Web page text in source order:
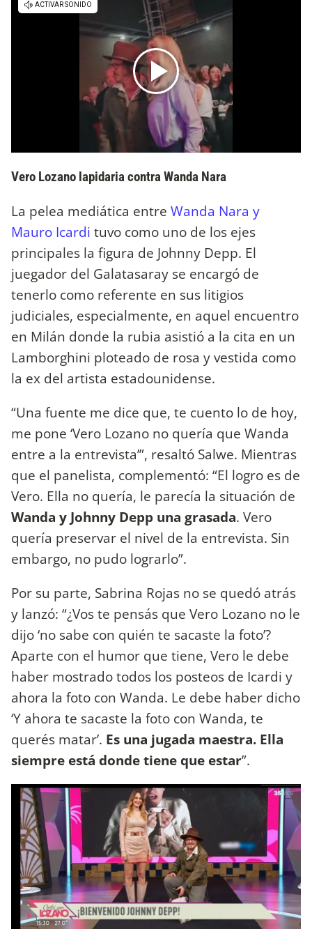
Vero Lozano lapidaria contra Wanda Nara
La pelea mediática entre Wanda Nara y
Mauro Icardi tuvo como uno de los ejes
principales la figura de Johnny Depp. El
juegador del Galatasaray se encargó de
tenerlo como referente en sus litigios
judiciales, especialmente, en aquel encuentro
en Milán donde la rubia asistió a la cita en un
Lamborghini ploteado de rosa y vestida como
la ex del artista estadounidense.
“Una fuente me dice que, te cuento lo de hoy,
me pone ‘Vero Lozano no quería que Wanda
entre a la entrevista’”, resaltó Salwe. Mientras
que el panelista, complementó: “El logro es de
Vero. Ella no quería, le parecía la situación de
Wanda y Johnny Depp una grasada. Vero
quería preservar el nivel de la entrevista. Sin
embargo, no pudo lograrlo”.
Por su parte, Sabrina Rojas no se quedó atrás
y lanzó: “¿Vos te pensás que Vero Lozano no le
dijo ‘no sabe con quién te sacaste la foto’?
Aparte con el humor que tiene, Vero le debe
haber mostrado todos los posteos de Icardi y
ahora la foto con Wanda. Le debe haber dicho
‘Y ahora te sacaste la foto con Wanda, te
querés matar’. Es una jugada maestra. Ella
siempre está donde tiene que estar”.